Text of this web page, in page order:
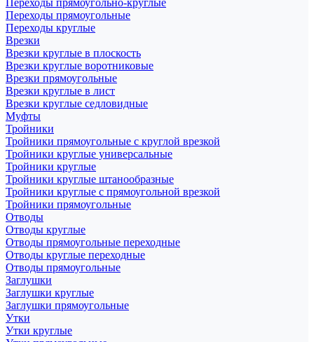
Переходы прямоугольно-круглые
Переходы прямоугольные
Переходы круглые
Врезки
Врезки круглые в плоскость
Врезки круглые воротниковые
Врезки прямоугольные
Врезки круглые в лист
Врезки круглые седловидные
Муфты
Тройники
Тройники прямоугольные с круглой врезкой
Тройники круглые универсальные
Тройники круглые
Тройники круглые штанообразные
Тройники круглые с прямоугольной врезкой
Тройники прямоугольные
Отводы
Отводы круглые
Отводы прямоугольные переходные
Отводы круглые переходные
Отводы прямоугольные
Заглушки
Заглушки круглые
Заглушки прямоугольные
Утки
Утки круглые